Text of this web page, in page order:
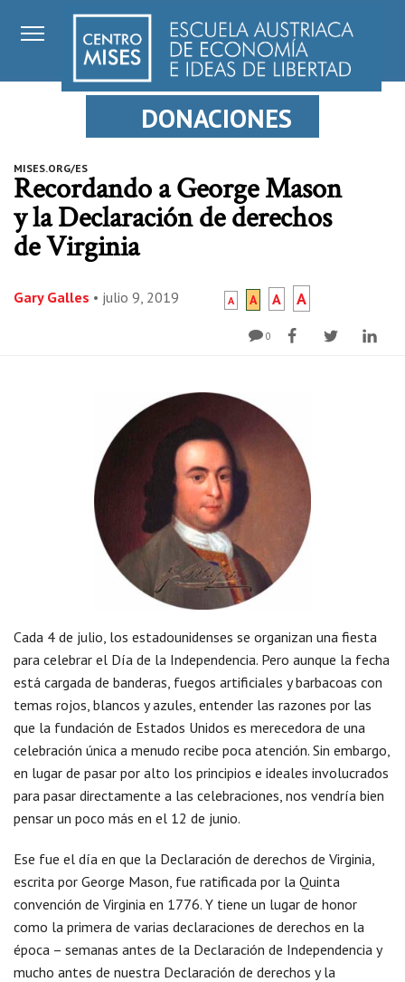
DONACIONES
MISES.ORG/ES
Recordando a George Mason
y la Declaración de derechos
de Virginia
Gary Galles • julio 9, 2019 A A A A
0
Cada 4 de julio, los estadounidenses se organizan una fiesta
para celebrar el Día de la Independencia. Pero aunque la fecha
está cargada de banderas, fuegos artificiales y barbacoas con
temas rojos, blancos y azules, entender las razones por las
que la fundación de Estados Unidos es merecedora de una
celebración única a menudo recibe poca atención. Sin embargo,
en lugar de pasar por alto los principios e ideales involucrados
para pasar directamente a las celebraciones, nos vendría bien
pensar un poco más en el 12 de junio.
Ese fue el día en que la Declaración de derechos de Virginia,
escrita por George Mason, fue ratificada por la Quinta
convención de Virginia en 1776. Y tiene un lugar de honor
como la primera de varias declaraciones de derechos en la
época – semanas antes de la Declaración de Independencia y
mucho antes de nuestra Declaración de derechos y la